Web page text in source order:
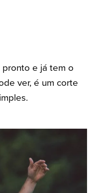
e já tem o
ver, é um corte